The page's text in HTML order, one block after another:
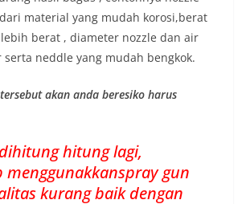
material yang mudah korosi,berat
berat , diameter nozzle dan air
neddle yang mudah bengkok.
akan anda beresiko harus
hitung lagi,
menggunakkanspray gun
kurang baik dengan